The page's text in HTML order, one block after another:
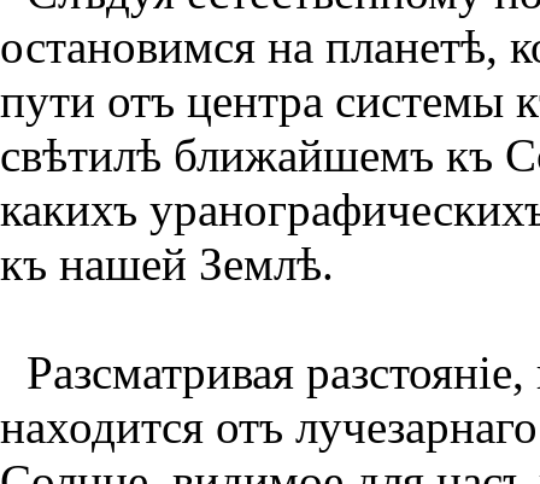
остановимся на пла­нетѣ,
пути отъ центра системы
свѣтилѣ ближайшемъ къ
какихъ
къ нашей Землѣ.
Разсматривая
находится отъ